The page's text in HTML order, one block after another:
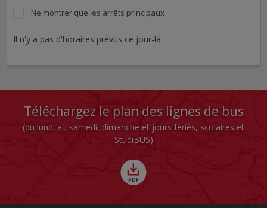
Ne montrer que les arrêts principaux
Il n'y a pas d'horaires prévus ce jour-là.
Téléchargez le plan des lignes de bus
(du lundi au samedi, dimanche et jours fériés, scolaires et
StudiBUS)